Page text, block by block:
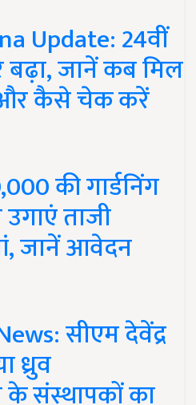
Update: 24वीं
बढ़ा, जानें कब मिल
कैसे चेक करें
की गार्डनिंग
ताजी
जानें आवेदन
सीएम देवेंद्र
ध्रुव
के संस्थापकों का